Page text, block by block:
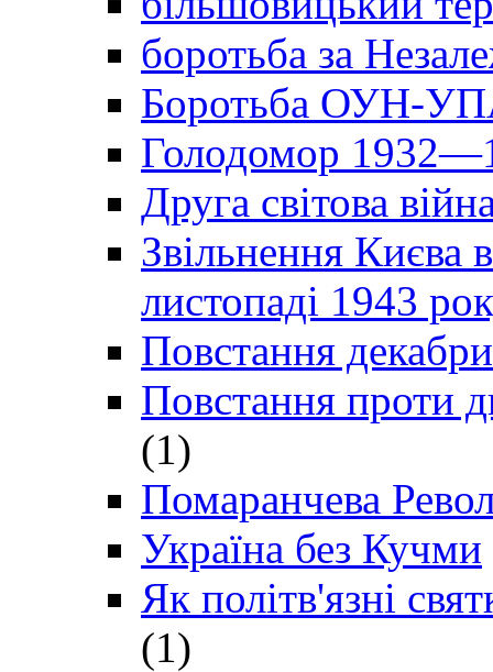
боротьба за
Боротьба ОУН-УПА
Голодомор
Друга світова
Звільнення Києва
листопаді 1943
Повстання
Повстання проти
(1)
Помаранчева
Україна без Кучми
Як політв'язні
(1)